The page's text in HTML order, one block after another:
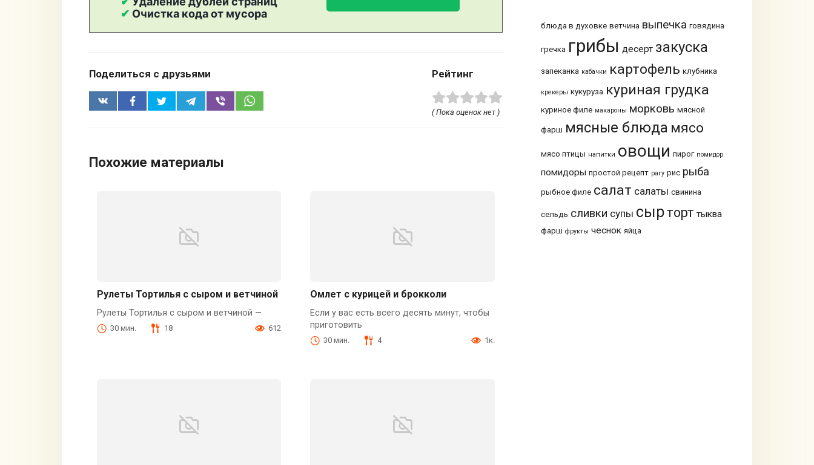
Поделиться с друзьями Рейтинг
( Пока оценок нет )
Похожие материалы
Рулеты Тортилья с сыром и ветчиной
Рулеты Тортилья с сыром и ветчиной —
30 мин. 18 612
Омлет с курицей и брокколи
Если у вас есть всего десять минут, чтобы
приготовить
30 мин. 4 1к.
блюда в духовке ветчина выпечка говядина
гречка грибы десерт закуска
запеканка кабачки картофель клубника
крекеры кукуруза куриная грудка
куриное филе макароны морковь мясной
фарш мясные блюда мясо
мясо птицы напитки овощи пирог помидор
помидоры простой рецепт рагу рис рыба
рыбное филе салат салаты свинина
сельдь сливки супы сырторт тыква
фарш фрукты чеснок яйца